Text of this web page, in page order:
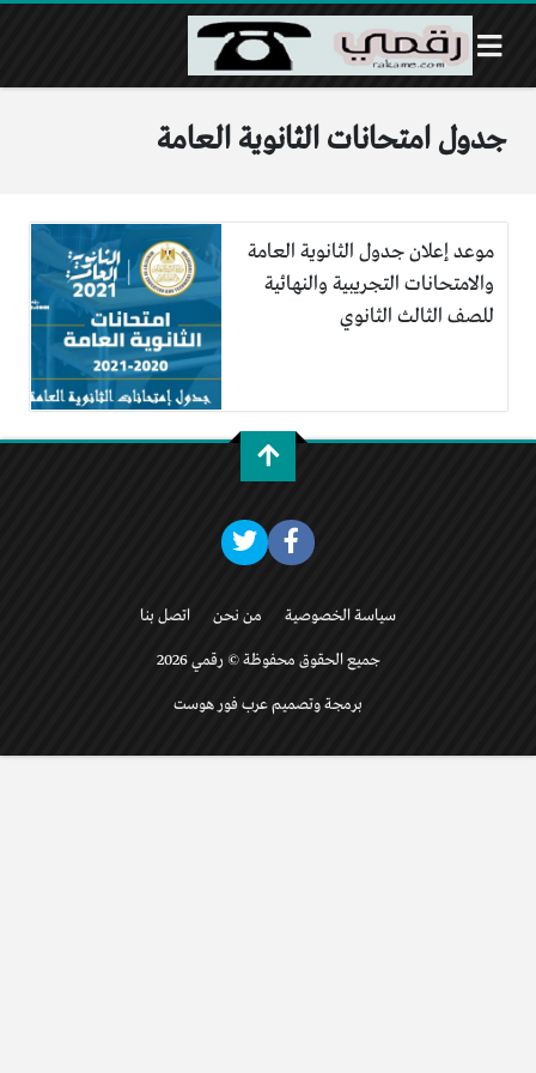
جدول امتحانات الثانوية العامة
موعد إعلان جدول الثانوية العامة
والامتحانات التجريبية والنهائية
للصف الثالث الثانوي
سياسة الخصوصية من نحن اتصل بنا
جميع الحقوق محفوظة © رقمي 2026
برمجة وتصميم عرب فور هوست